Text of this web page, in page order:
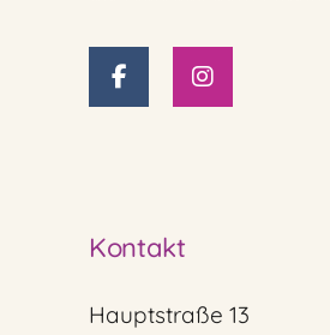
Kontakt
Hauptstraße 13